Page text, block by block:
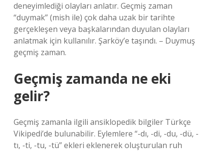
deneyimlediği olayları anlatır. Geçmiş zaman
“duymak” (mish ile) çok daha uzak bir tarihte
gerçekleşen veya başkalarından duyulan olayları
anlatmak için kullanılır. Şarköy’e taşındı. – Duymuş
geçmiş zaman.
Geçmiş zamanda ne eki
gelir?
Geçmiş zamanla ilgili ansiklopedik bilgiler Türkçe
Vikipedi’de bulunabilir. Eylemlere “-dı, -di, -du, -dü, -
tı, -ti, -tu, -tü” ekleri eklenerek oluşturulan ruh